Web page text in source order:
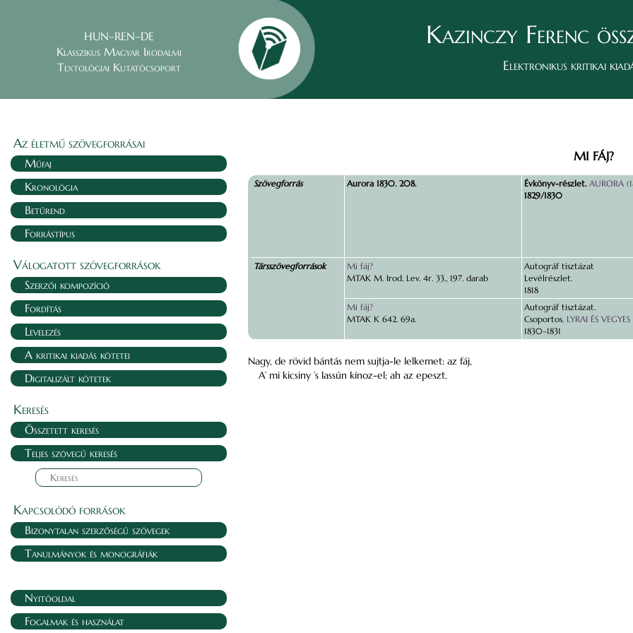
HUN–REN–DE
Klasszikus Magyar Irodalmi
Textológiai Kutatócsoport
Kazinczy Ferenc
Elektronikus kritikai
Az életmű szövegforrásai
Műfaj
Kronológia
Betűrend
Forrástípus
Válogatott szövegforrások
Szerzői kompozíció
Fordítás
Levelezés
A kritikai kiadás kötetei
Digitalizált kötetek
Keresés
Összetett keresés
Teljes szövegű keresés
Kapcsolódó források
Bizonytalan szerzőségű szövegek
Tanulmányok és monográfiák
Nyitóoldal
Fogalmak és használat
MI FÁJ?
Szövegforrás Aurora 1830. 208. Évkönyv-részlet. AURORA
1829/1830
Társszövegforrások
Mi fáj?
MTAK M. Irod. Lev. 4r. 33., 197. darab
Autográf tisztázat
Levélrészlet.
1818
Mi fáj?
MTAK K 642. 69a.
Autográf tisztázat.
Csoportos. LYRAI ÉS
1830–1831
Nagy, de rövid bántás nem sujtja-le lelkemet: az fáj,
A’ mi kicsiny ’s lassún kínoz-el; ah az epeszt.